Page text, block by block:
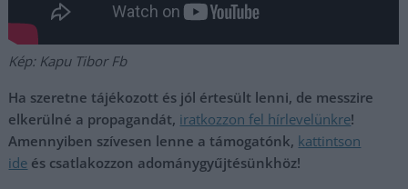
Kép: Kapu Tibor Fb
Ha szeretne tájékozott és jól értesült lenni, de messzire
elkerülné a propagandát, iratkozzon fel hírlevelünkre!
Amennyiben szívesen lenne a támogatónk, kattintson
ide és csatlakozzon adománygyűjtésünkhöz!